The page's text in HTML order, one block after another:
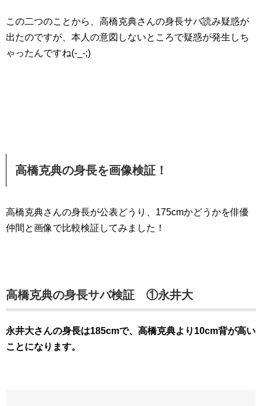
この二つのことから、高橋克典さんの身長サバ読み疑惑が
出たのですが、本人の意図しないところで疑惑が発生しち
ゃったんですね(-_-;)
高橋克典の身長を画像検証！
高橋克典さんの身長が公表どうり、175cmかどうかを俳優
仲間と画像で比較検証してみました！
高橋克典の身長サバ検証 ①永井大
永井大さんの身長は185cmで、高橋克典より10cm背が高い
ことになります。